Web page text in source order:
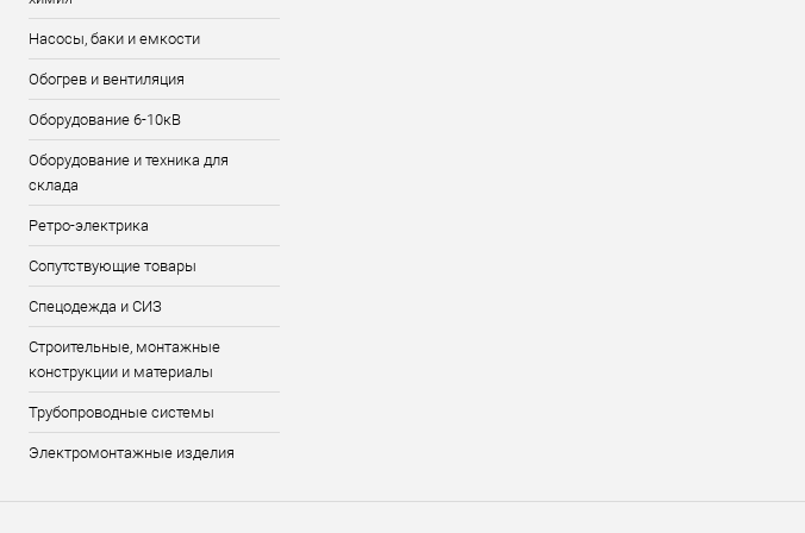
Насосы, баки и емкости
Обогрев и вентиляция
Оборудование 6-10кВ
Оборудование и техника для
склада
Ретро-электрика
Сопутствующие товары
Спецодежда и СИЗ
Строительные, монтажные
конструкции и материалы
Трубопроводные системы
Электромонтажные изделия